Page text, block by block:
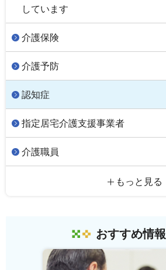
しています
介護保険
介護予防
認知症
指定居宅介護支援事業者
介護職員
もっと見る
おすすめ情報